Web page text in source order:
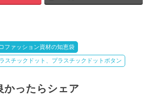
ファッション資材の知恵袋
スチックドット、プラスチックドットボタン
かったらシェア